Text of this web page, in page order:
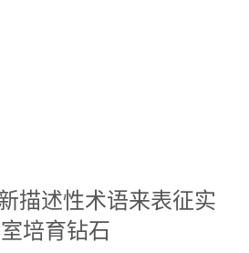
描述性术语来表征实
培育钻石